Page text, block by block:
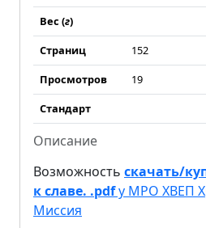
Вес (г)
Страниц
152
Просмотров
19
Стандарт
Описание
Возможность скачать/
к славе. .pdfу МРО ХВЕП
Миссия